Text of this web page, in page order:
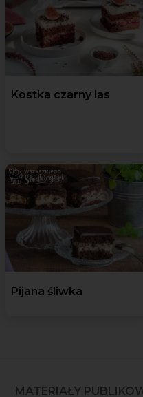
Kostka czarny las
Pijana śliwka
MATERIAŁY